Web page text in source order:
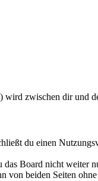
zwischen dir und
du einen
Board nicht
von beiden Seiten